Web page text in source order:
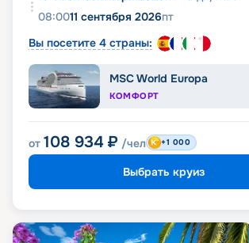
08:0011 сентября 2026пт
Вы посетите 4 страны:
MSC World Europa
КОМФОРТ
от 108 934 ₽ /чел +1 000
Выбрать круиз